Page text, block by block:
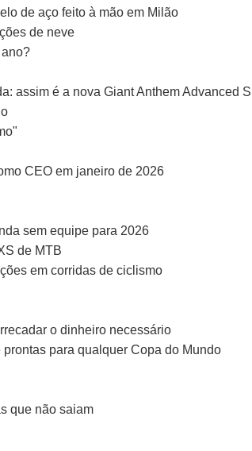
de aço feito à mão em Milão
de neve
assim é a nova Giant Anthem Advanced
CEO em janeiro de 2026
sem equipe para 2026
de MTB
em corridas de ciclismo
o dinheiro necessário
para qualquer Copa do Mundo
que não saiam